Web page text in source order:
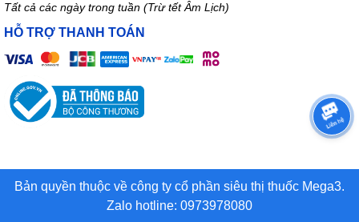
Tất cả các ngày trong tuần (Trừ tết Âm Lịch)
HỖ TRỢ THANH TOÁN
Bản quyền thuộc về công ty cổ phần siêu thị thuốc Mega3.
Zalo hotline: 0973978080